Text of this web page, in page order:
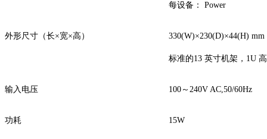
每设备： Power
外形尺寸（长×宽×高） 330(W)×230(D)×44(H) mm
标准的13 英寸机架，1U
输入电压 100～240V AC,50/60Hz
功耗 15W